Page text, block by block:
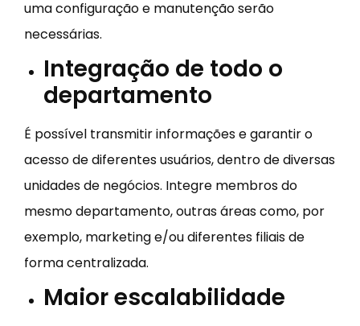
uma configuração e manutenção serão
necessárias.
Integração de todo o
departamento
É possível transmitir informações e garantir o
acesso de diferentes usuários, dentro de diversas
unidades de negócios. Integre membros do
mesmo departamento, outras áreas como, por
exemplo, marketing e/ou diferentes filiais de
forma centralizada.
Maior escalabilidade